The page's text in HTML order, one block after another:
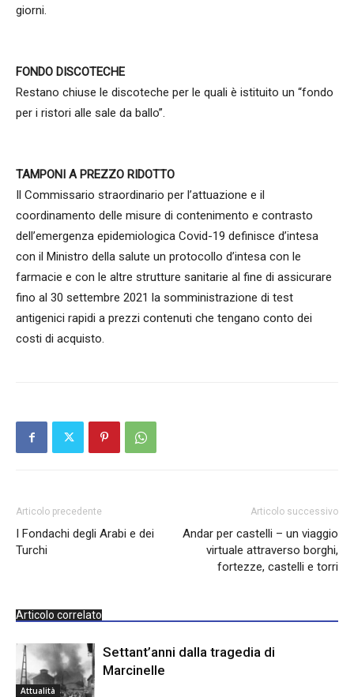
giorni.
FONDO DISCOTECHE
Restano chiuse le discoteche per le quali è istituito un “fondo
per i ristori alle sale da ballo”.
TAMPONI A PREZZO RIDOTTO
Il Commissario straordinario per l’attuazione e il
coordinamento delle misure di contenimento e contrasto
dell’emergenza epidemiologica Covid-19 definisce d’intesa
con il Ministro della salute un protocollo d’intesa con le
farmacie e con le altre strutture sanitarie al fine di assicurare
fino al 30 settembre 2021 la somministrazione di test
antigenici rapidi a prezzi contenuti che tengano conto dei
costi di acquisto.
Articolo precedente
I Fondachi degli Arabi e dei
Turchi
Articolo successivo
Andar per castelli – un viaggio
virtuale attraverso borghi,
fortezze, castelli e torri
Articolo correlato
Attualità
Settant’anni dalla tragedia di
Marcinelle